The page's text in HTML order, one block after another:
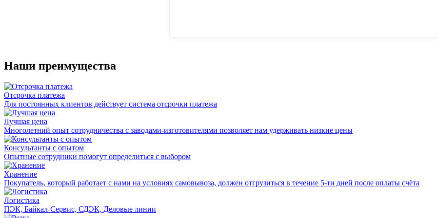
Наши преимущества
Отсрочка платежа
Для постоянных клиентов действует система отсрочки платежа
Лучшая цена
Многолетний опыт сотрудничества с заводами-изготовителями позволяет нам удерживать низкие цены
Консультанты с опытом
Опытные сотрудники помогут определиться с выбором
Хранение
Покупатель, который работает с нами на условиях самовывоза, должен отгрузиться в течение 5-ти дней после оплаты счёта
Логистика
ПЭК, Байкал-Сервис, СДЭК, Деловые линии